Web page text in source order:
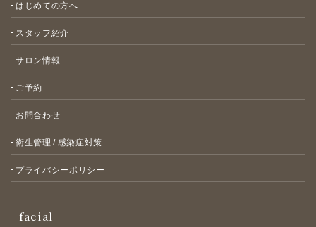
はじめての方へ
スタッフ紹介
サロン情報
ご予約
お問合わせ
衛生管理 / 感染症対策
プライバシーポリシー
facial